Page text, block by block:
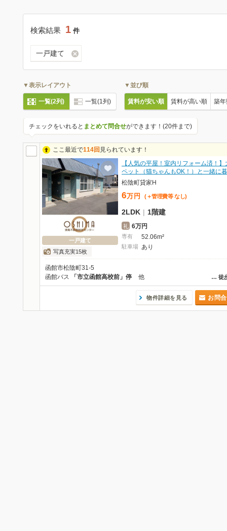
検索結果 1 件
一戸建て
▼表示レイアウト
一覧(2列) 一覧(1列)
▼並び順
賃料が安い順 賃料が高い順 築
チェックをいれると まとめて問合せができます！(20件まで)
ここ最近で114回 見られています！
一戸建て
写真充実15枚
【人気の平屋！室内リフォーム済！】
ペット（猫ちゃんもOK！）と一緒に
松陰町貸家H
6万 円 (＋管理費等 なし)
2LDK | 1階建
礼 6万円
専有 52.06m²
駐車場 あり
函館市松陰町31-5
… 徒
函館バス 「市立函館高校前」停 他
物件詳細を見る お問